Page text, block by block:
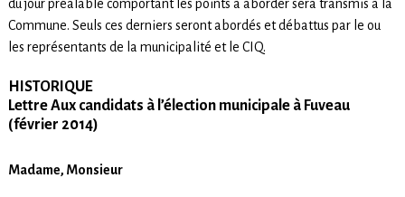
du jour préalable comportant les points à aborder sera transmis à la
Commune. Seuls ces derniers seront abordés et débattus par le ou
les représentants de la municipalité et le CIQ.
HISTORIQUE
Lettre Aux candidats à l’élection municipale à Fuveau
(février 2014)
Madame, Monsieur